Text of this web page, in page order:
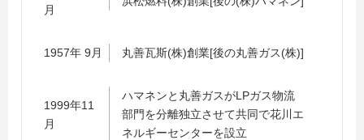
月
1957年 9月 丸善瓦斯(株)創業[後の丸善ガス(株)]
1999年11
月
ハマネンと丸善ガスがLPガス物流
部門を分離独立させて共同で花川エ
ネルギーセンターを設立